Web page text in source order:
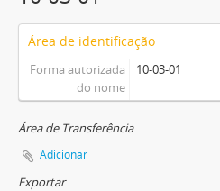
Área de identificação
Forma autorizada
do nome
10-03-01
Área de Transferência
Adicionar
Exportar